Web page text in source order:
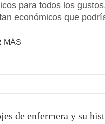
para todos los
económicos que
MÁS
de enfermera y su